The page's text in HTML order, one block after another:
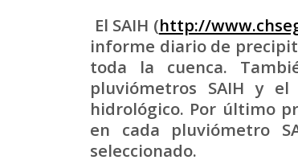
El SAIH (http://
informe diario de
toda la cuenca.
pluviómetros SAIH y
hidrológico. Por último
en cada pluviómetro
seleccionado.